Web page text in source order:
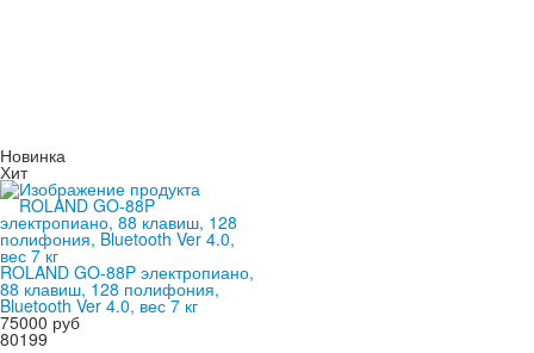
Новинка
Хит
ROLAND GO-88P электропиано,
88 клавиш, 128 полифония,
Bluetooth Ver 4.0, вес 7 кг
75000 руб
80199